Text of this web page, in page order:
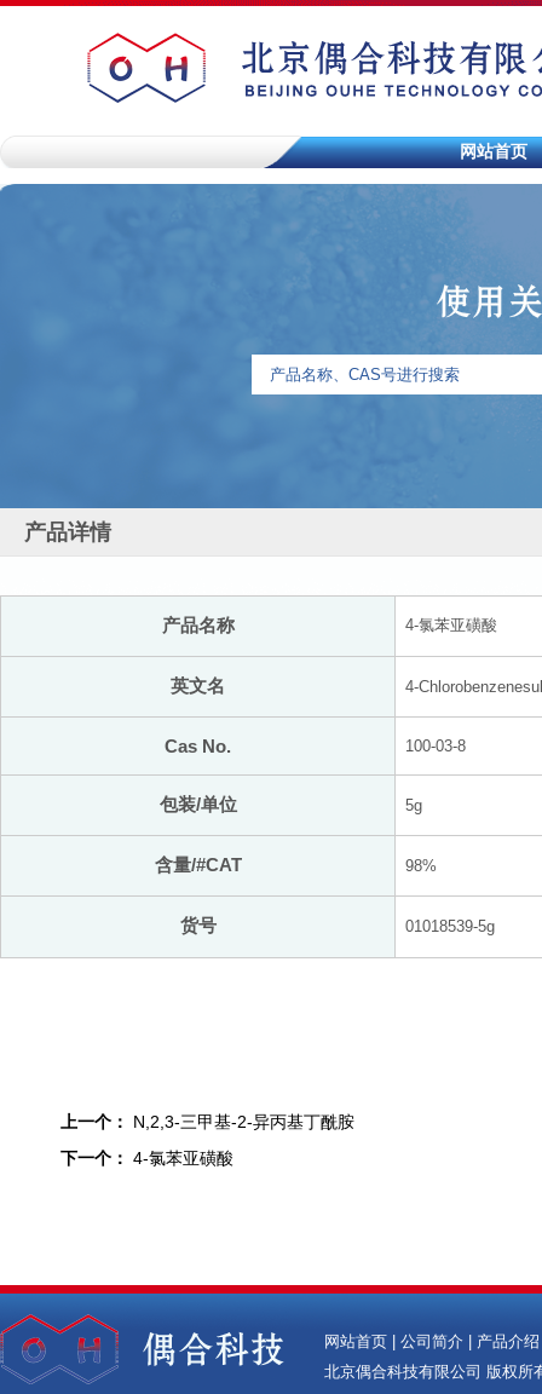
网站首页
产品详情
产品名称 4-氯苯亚磺酸
英文名 4-
Cas No. 100-03-8
包装/单位 5g
含量/#CAT 98%
货号 01018539-5g
上一个： N,2,3-三甲基-2-异丙基丁酰胺
下一个： 4-氯苯亚磺酸
网站首页 公司简介 产品介绍
北京偶合科技有限公司 版权所